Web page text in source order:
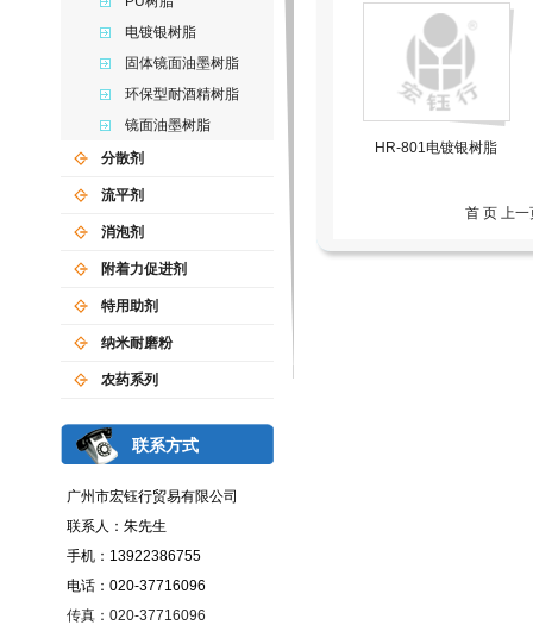
电镀银树脂
固体镜面油墨树脂
环保型耐酒精树脂
镜面油墨树脂
分散剂
流平剂
消泡剂
附着力促进剂
特用助剂
纳米耐磨粉
农药系列
联系方式
广州市宏钰行贸易有限公司
联系人：朱先生
手机：13922386755
电话：020-37716096
传真：020-37716096
HR-801电镀银树脂
首 页 上